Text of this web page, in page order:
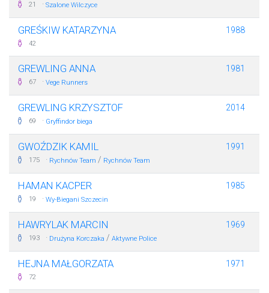
21 · Szalone Wilczyce
GREŚKIW KATARZYNA
42
1988
GREWLING ANNA
67 · Vege Runners
1981
GREWLING KRZYSZTOF
69 · Gryffindor biega
2014
GWOŹDZIK KAMIL
175 · Rychnów Team / Rychnów Team
1991
HAMAN KACPER
19 · Wy-Biegani Szczecin
1985
HAWRYLAK MARCIN
193 · Drużyna Korczaka / Aktywne Police
1969
HEJNA MAŁGORZATA
72
1971